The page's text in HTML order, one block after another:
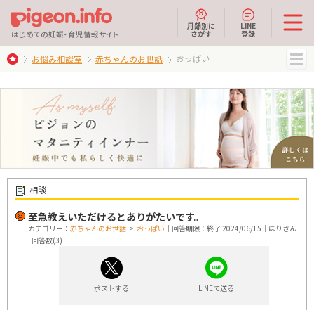
はじめての妊娠・育児情報サイト
月齢別に
さがす
LINE
登録
お悩み相談室 赤ちゃんのお世話 おっぱい
相談
至急教えいただけるとありがたいです。
カテゴリー： 赤ちゃんのお世話 > おっぱい ｜回答期限：終了 2024/06/15｜ほりさん
| 回答数(3)
ポストする LINEで送る